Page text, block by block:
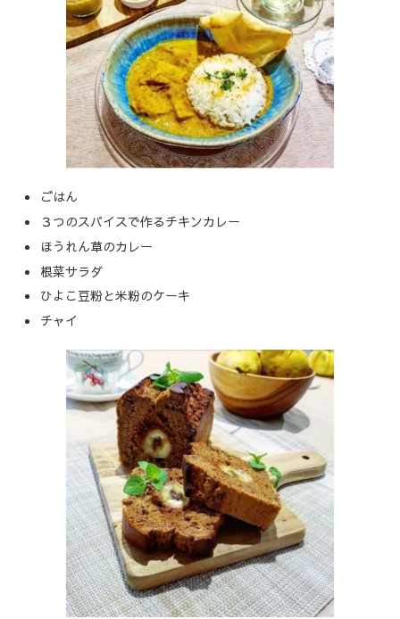
ごはん
３つのスパイスで作るチキンカレー
ほうれん草のカレー
根菜サラダ
ひよこ豆粉と米粉のケーキ
チャイ